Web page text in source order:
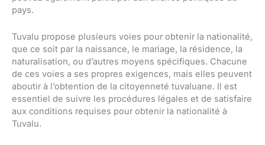
pays.
Tuvalu propose plusieurs voies pour obtenir la nationalité,
que ce soit par la naissance, le mariage, la résidence, la
naturalisation, ou d’autres moyens spécifiques. Chacune
de ces voies a ses propres exigences, mais elles peuvent
aboutir à l’obtention de la citoyenneté tuvaluane. Il est
essentiel de suivre les procédures légales et de satisfaire
aux conditions requises pour obtenir la nationalité à
Tuvalu.